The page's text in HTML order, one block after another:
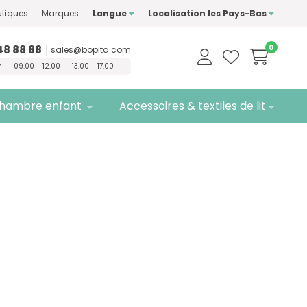
des marques de
Livraisongratuite
Marques Langue Localisation les Pays-Bas
0
88 88 sales@bopita.com
09.00 - 12.00 13.00 - 17.00
enfant Accessoires & textiles de lit